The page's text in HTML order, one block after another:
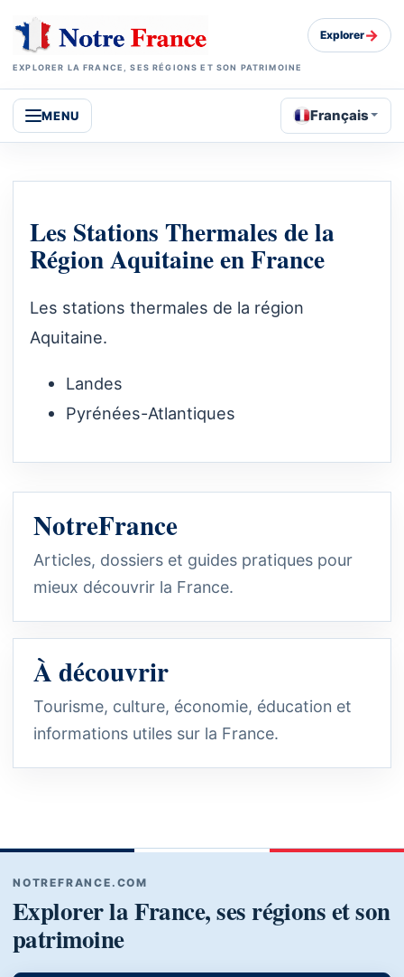
EXPLORER LA FRANCE, SES RÉGIONS ET SON PATRIMOINE
Explorer→
MENU Français
Les Stations Thermales de la
Région Aquitaine en France
Les stations thermales de la région
Aquitaine.
Landes
Pyrénées-Atlantiques
NotreFrance
Articles, dossiers et guides pratiques pour
mieux découvrir la France.
À découvrir
Tourisme, culture, économie, éducation et
informations utiles sur la France.
NOTREFRANCE.COM
Explorer la France, ses régions et son
patrimoine